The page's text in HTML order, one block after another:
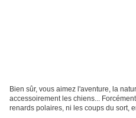
Bien sûr, vous aimez l'aventure, la
accessoirement les chiens...
renards polaires, ni les coups du sort,